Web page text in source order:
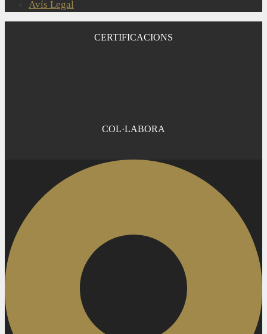
Avís Legal
CERTIFICACIONS
COL·LABORA